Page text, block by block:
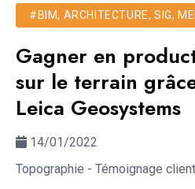
#BIM, ARCHITECTURE, SIG,
Gagner en
sur le terrain
Leica Geosystems
14/01/2022
Topographie - Témoignage client